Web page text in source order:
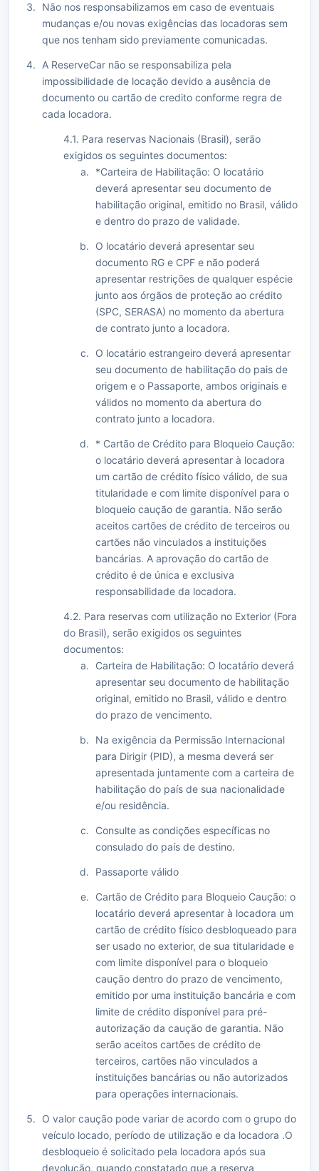
Não nos responsabilizamos em caso de eventuais
mudanças e/ou novas exigências das locadoras sem
que nos tenham sido previamente comunicadas.
A ReserveCar não se responsabiliza pela
impossibilidade de locação devido a ausência de
documento ou cartão de credito conforme regra de
cada locadora.
4.1. Para reservas Nacionais (Brasil), serão
exigidos os seguintes documentos:
*Carteira de Habilitação: O locatário
deverá apresentar seu documento de
habilitação original, emitido no Brasil, válido
e dentro do prazo de validade.
O locatário deverá apresentar seu
documento RG e CPF e não poderá
apresentar restrições de qualquer espécie
junto aos órgãos de proteção ao crédito
(SPC, SERASA) no momento da abertura
de contrato junto a locadora.
O locatário estrangeiro deverá apresentar
seu documento de habilitação do pais de
origem e o Passaporte, ambos originais e
válidos no momento da abertura do
contrato junto a locadora.
* Cartão de Crédito para Bloqueio Caução:
o locatário deverá apresentar à locadora
um cartão de crédito físico válido, de sua
titularidade e com limite disponível para o
bloqueio caução de garantia. Não serão
aceitos cartões de crédito de terceiros ou
cartões não vinculados a instituições
bancárias. A aprovação do cartão de
crédito é de única e exclusiva
responsabilidade da locadora.
4.2. Para reservas com utilização no Exterior (Fora
do Brasil), serão exigidos os seguintes
documentos:
Carteira de Habilitação: O locatário deverá
apresentar seu documento de habilitação
original, emitido no Brasil, válido e dentro
do prazo de vencimento.
Na exigência da Permissão Internacional
para Dirigir (PID), a mesma deverá ser
apresentada juntamente com a carteira de
habilitação do país de sua nacionalidade
e/ou residência.
Consulte as condições específicas no
consulado do país de destino.
Passaporte válido
Cartão de Crédito para Bloqueio Caução: o
locatário deverá apresentar à locadora um
cartão de crédito físico desbloqueado para
ser usado no exterior, de sua titularidade e
com limite disponível para o bloqueio
caução dentro do prazo de vencimento,
emitido por uma instituição bancária e com
limite de crédito disponível para pré-
autorização da caução de garantia. Não
serão aceitos cartões de crédito de
terceiros, cartões não vinculados a
instituições bancárias ou não autorizados
para operações internacionais.
O valor caução pode variar de acordo com o grupo do
veículo locado, período de utilização e da locadora .O
desbloqueio é solicitado pela locadora após sua
devolução, quando constatado que a reserva